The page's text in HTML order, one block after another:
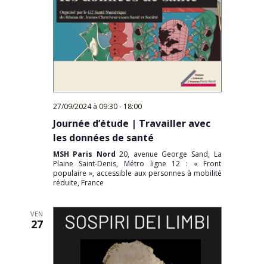
27/09/2024 à 09:30- 18:00
Journée d’étude | Travailler avec
les données de santé
MSH Paris Nord20, avenue George Sand, La
Plaine Saint-Denis, Métro ligne 12 : « Front
populaire », accessible aux personnes à mobilité
réduite, France
VEN
27